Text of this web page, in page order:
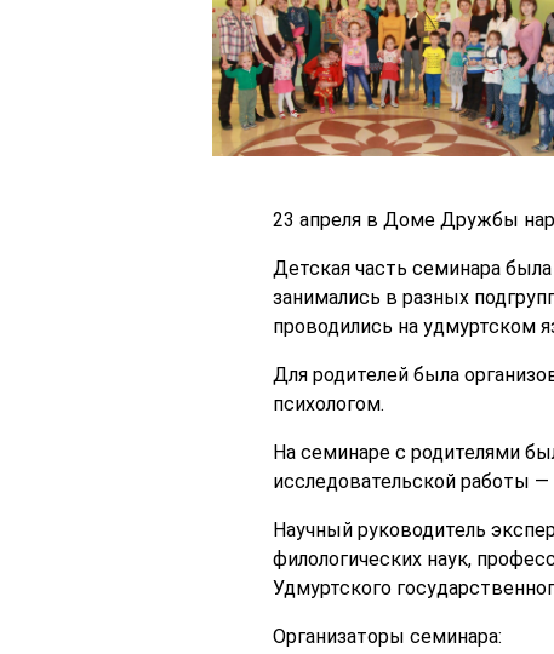
23 апреля в Доме Дружбы
Детская часть семинара
занимались в разных
проводились на удмуртском
Для родителей была
психологом.
На семинаре с родителями
исследовательской работы
Научный руководитель
филологических наук,
Удмуртского
Организаторы семинара: